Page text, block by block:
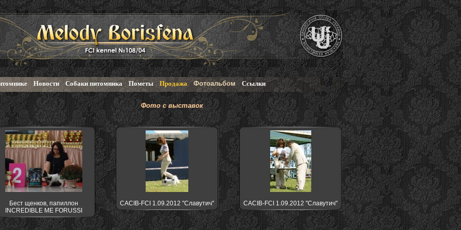
Новости Собаки питомника Пометы Продажа Фотоальбом Ссылки
Фото с выставок
Бест щенков, папиллон
INCREDIBLE ME FORUSSI
CACIB-FCI 1.09.2012 "Славутич" CACIB-FCI 1.09.2012 "Славутич"